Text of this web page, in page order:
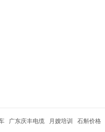
广东庆丰电缆 月嫂培训 石斛价格